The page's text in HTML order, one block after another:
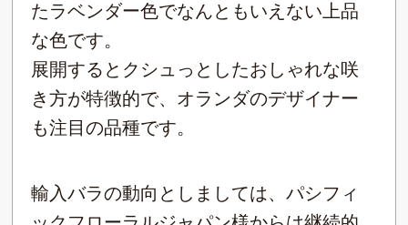
たラベンダー色でなんともいえない上品
な色です。
展開するとクシュっとしたおしゃれな咲
き方が特徴的で、オランダのデザイナー
も注目の品種です。
輸入バラの動向としましては、パシフィ